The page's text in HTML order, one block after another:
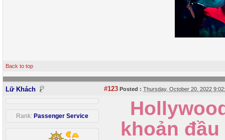
Back to top
Lữ Khách #123 Posted : Thursday, October 20, 2022
Rank: Passenger Service
khoản